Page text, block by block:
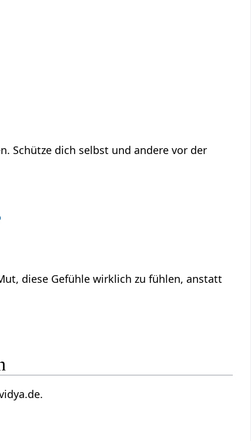
Schütze dich selbst und andere vor der
diese Gefühle wirklich zu fühlen, anstatt
vidya.de.